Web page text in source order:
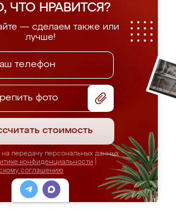
ЧТО НРАВИТСЯ?
— сделаем также или
лучше!
фото
стоимость
передачу персональных данных
конфиденциальности
соглашению